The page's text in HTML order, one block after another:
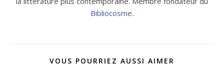
Bibliocosme.
VOUS POURRIEZ AUSSI AIMER